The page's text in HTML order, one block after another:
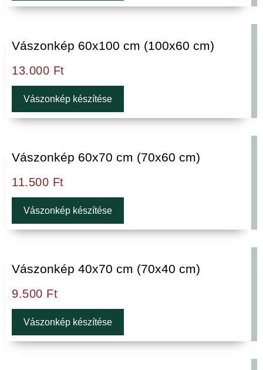
Vászonkép 60x100 cm (100x60 cm)
13.000 Ft
Vászonkép készítése
Vászonkép 60x70 cm (70x60 cm)
11.500 Ft
Vászonkép készítése
Vászonkép 40x70 cm (70x40 cm)
9.500 Ft
Vászonkép készítése